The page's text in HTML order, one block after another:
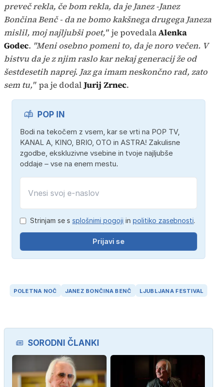
preveč rekla, če bom rekla, da je Janez -Janez
Bončina Benč - da ne bomo kakšnega drugega Janeza
mislil, moj najljubši poet," je povedalaAlenka
Godec. "Meni osebno pomeni to, da je noro večen. V
bistvu da je z njim raslo kar nekaj generacij že od
šestdesetih naprej. Jaz ga imam neskončno rad, zato
sem tu," pa je dodalJurij Zrnec.
POP IN
Bodi na tekočem z vsem, kar se vrti na POP TV,
KANAL A, KINO, BRIO, OTO in ASTRA! Zakulisne
zgodbe, ekskluzivne vsebine in tvoje najljubše
oddaje – vse na enem mestu.
Strinjam se s splošnimi pogoji in politiko zasebnosti.
Prijavi se
POLETNA NOČ JANEZ BONČINA BENČ LJUBLJANA FESTIVAL
SORODNI ČLANKI